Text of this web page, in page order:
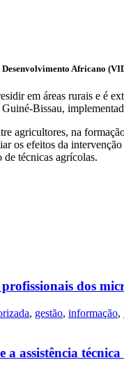
Africano
em áreas rurais e é
Bissau,
agricultores, na
os efeitos da
de técnicas agrícolas.
dos
, gestão, informação,
assistência